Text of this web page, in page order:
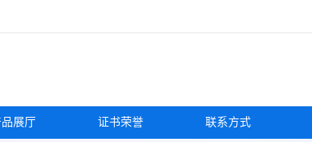
品展厅 证书荣誉 联系方式